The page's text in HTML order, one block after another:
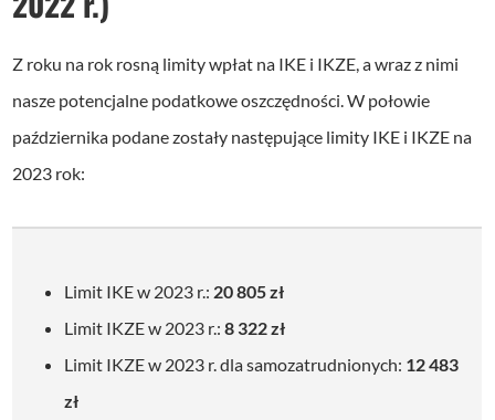
Z roku na rok rosną limity wpłat na IKE i IKZE, a wraz z nimi
nasze potencjalne podatkowe oszczędności. W połowie
października podane zostały następujące limity IKE i IKZE na
2023 rok:
Limit IKE w 2023 r.: 20 805 zł
Limit IKZE w 2023 r.:8 322 zł
Limit IKZE w 2023 r. dla samozatrudnionych: 12 483
zł